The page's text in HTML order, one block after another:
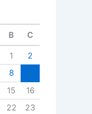
B C
1
2
8
15
16
22
23